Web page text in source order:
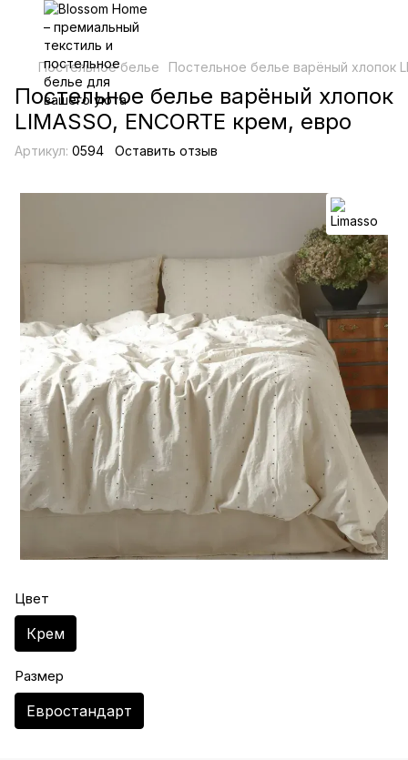
Постельное белье Постельное белье варёный хлопок
Постельное белье варёный хлопок
LIMASSO, ENCORTE крем, евро
Артикул: 0594 Оставить отзыв
Цвет
Крем
Размер
Евростандарт